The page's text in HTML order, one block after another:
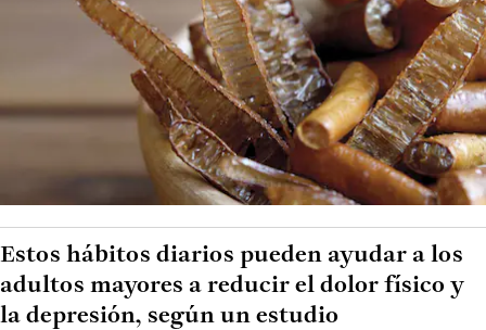
Estos hábitos diarios pueden ayudar a los
adultos mayores a reducir el dolor físico y
la depresión, según un estudio